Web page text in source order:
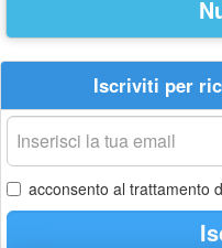
Iscriviti per
La
tua
email
acconsento al trattamento